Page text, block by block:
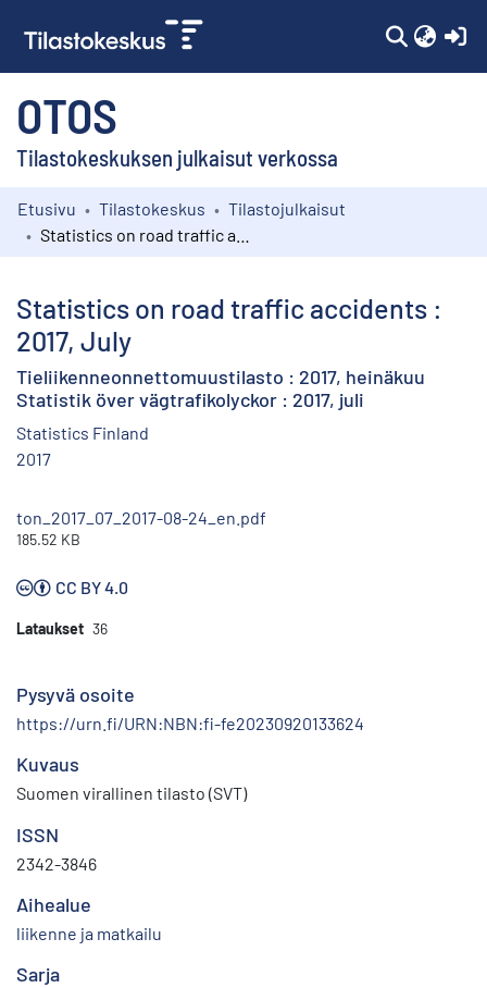
OTOS
Tilastokeskuksen julkaisut verkossa
Kokoelmat
Etusivu Tilastokeskus
Tilastojulkaisut
Statistics on road traffic accidents :
2017, July
Tieliikenneonnettomuustilasto : 2017, heinäkuu
Statistik över vägtrafikolyckor : 2017, juli
Statistics Finland
2017
ton_2017_07_2017-08-24_en.pdf
185.52 KB
CC BY 4.0
Lataukset 36
Pysyvä osoite
https://urn.fi/URN:NBN:fi-fe20230920133624
Kuvaus
Suomen virallinen tilasto (SVT)
ISSN
2342-3846
Aihealue
liikenne ja matkailu
Sarja